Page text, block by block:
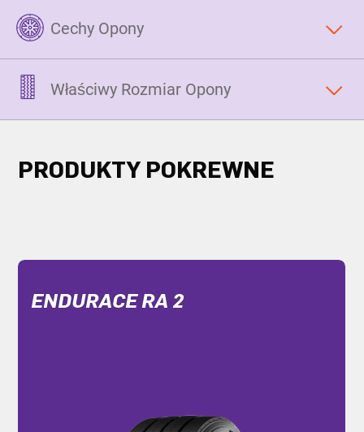
Cechy Opony
Właściwy Rozmiar Opony
PRODUKTY POKREWNE
ENDURACE RA 2